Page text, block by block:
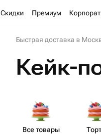
Скидки Премиум
Быстрая доставка в
Кейк-
Все товары